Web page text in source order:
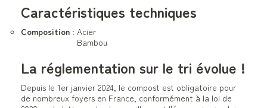
La réglementation sur le tri évolue !
Depuis le 1er janvier 2024, le compost est obligatoire pour
de nombreux foyers en France, conformément à la loi de
Caractéristiques techniques
Composition : Acier
Bambou